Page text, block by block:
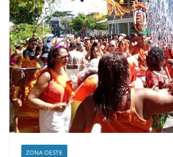
ZONA OESTE